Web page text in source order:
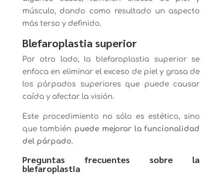
músculo, dando como resultado un aspecto
más terso y definido.
Blefaroplastia superior
Por otro lado, la blefaroplastia superior se
enfoca en eliminar el exceso de piel y grasa de
los párpados superiores que puede causar
caída y afectar la visión.
Este procedimiento no sólo es estético, sino
que también puede mejorar la funcionalidad
del párpado.
Preguntas frecuentes sobre la
blefaroplastia